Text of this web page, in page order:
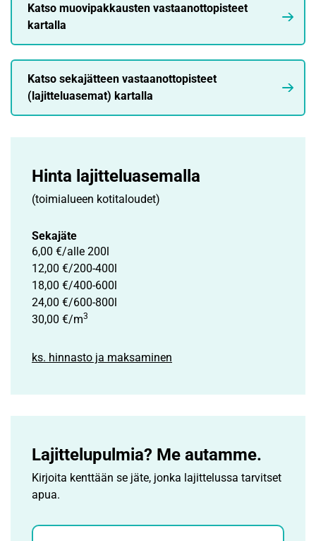
Katso muovipakkausten vastaanottopisteet
kartalla
Katso sekajätteen vastaanottopisteet
(lajitteluasemat) kartalla
Hinta lajittelu­asemalla
(toimialueen kotitaloudet)
Sekajäte
6,00 €/alle 200l
12,00 €/200-400l
18,00 €/400-600l
24,00 €/600-800l
30,00 €/m3
ks. hinnasto ja maksaminen
Lajittelupulmia? Me autamme.
Kirjoita kenttään se jäte, jonka lajittelussa tarvitset
apua.
Jätehaku